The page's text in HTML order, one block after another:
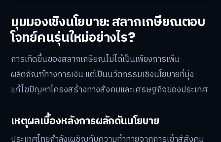
ตารางเปรียบเทียบความแตกต่างระหว่างสลากเกษียณและสลาก
กินแบ่งรัฐบาล
มุมมองทาง
จิตวิทยา
พฤติกรรม
การลุ้นโชคให้
เป็นการออม
การเสี่ยงโชค